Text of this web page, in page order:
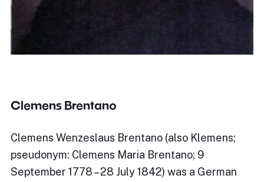
Clemens Brentano
Clemens Wenzeslaus Brentano (also Klemens;
pseudonym: Clemens Maria Brentano; 9
September 1778 – 28 July 1842) was a German